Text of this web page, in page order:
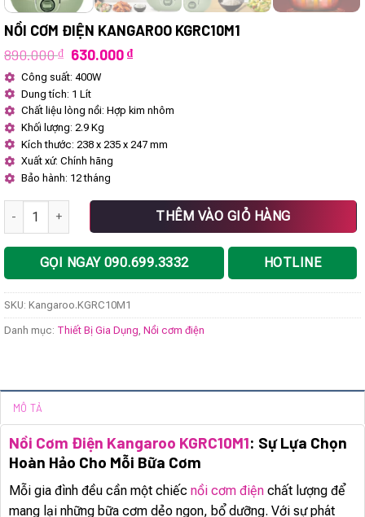
NỒI CƠM ĐIỆN KANGAROO KGRC10M1
890.000₫ Giá
là:
890.000 ₫.
630.000₫Giá
630.000 ₫.
Công suất: 400W
Dung tích: 1 Lít
Chất liệu lòng nồi: Hợp kim nhôm
Khối lượng: 2.9 Kg
Kích thước: 238 x 235 x 247 mm
Xuất xứ: Chính hãng
Bảo hành: 12 tháng
Nồi cơm điện Kangaroo KGRC10M1 số lượng
THÊM VÀO GIỎ HÀNG
GỌI NGAY 090.699.3332 HOTLINE
SKU: Kangaroo.KGRC10M1
Danh mục: Thiết Bị Gia Dụng Nồi cơm điện
MÔ TẢ
Nồi Cơm Điện Kangaroo KGRC10M1: Sự Lựa Chọn
Hoàn Hảo Cho Mỗi Bữa Cơm
Mỗi gia đình đều cần một chiếc nồi cơm điện chất lượng để
mang lại những bữa cơm dẻo ngon, bổ dưỡng. Với sự phát